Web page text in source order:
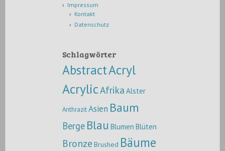
Impressum
Kontakt
Datenschutz
Schlagwörter
AbstractAcryl
AcrylicAfrika Alster
AnthrazitAsien Baum
Berge Blau Blumen Blüten
Bronze Brushed Bäume